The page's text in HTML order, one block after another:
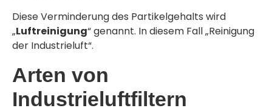
Diese Verminderung des Partikelgehalts wird
„Luftreinigung“ genannt. In diesem Fall „Reinigung
der Industrieluft“.
Arten von
Industrieluftfiltern